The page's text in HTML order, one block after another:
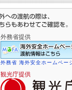
外務省提供
外務省 海外安全ホームペー
観光庁提供